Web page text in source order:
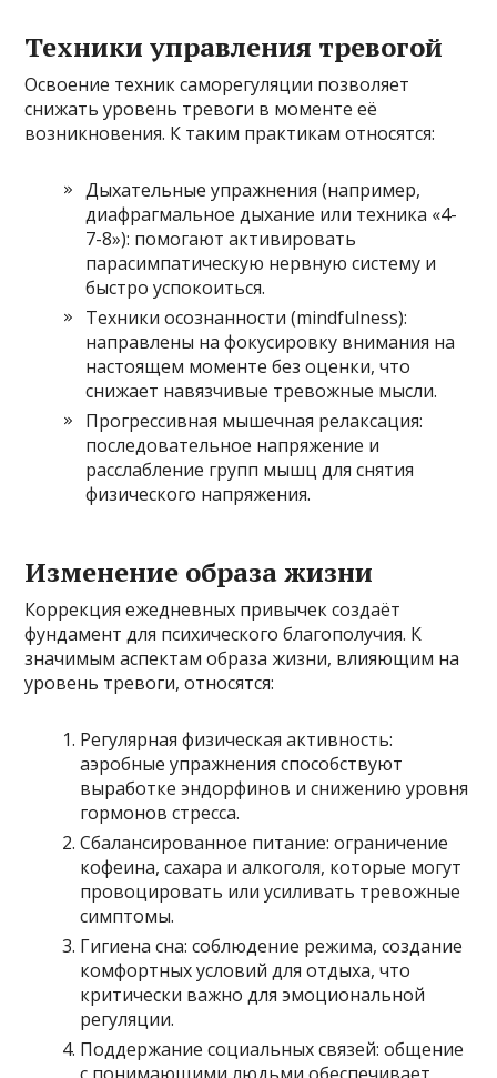
Техники управления тревогой
Освоение техник саморегуляции позволяет
снижать уровень тревоги в моменте её
возникновения. К таким практикам относятся:
Дыхательные упражнения (например,
диафрагмальное дыхание или техника «4-
7-8»): помогают активировать
парасимпатическую нервную систему и
быстро успокоиться.
Техники осознанности (mindfulness):
направлены на фокусировку внимания на
настоящем моменте без оценки, что
снижает навязчивые тревожные мысли.
Прогрессивная мышечная релаксация:
последовательное напряжение и
расслабление групп мышц для снятия
физического напряжения.
Изменение образа жизни
Коррекция ежедневных привычек создаёт
фундамент для психического благополучия. К
значимым аспектам образа жизни, влияющим на
уровень тревоги, относятся:
Регулярная физическая активность:
аэробные упражнения способствуют
выработке эндорфинов и снижению уровня
гормонов стресса.
Сбалансированное питание: ограничение
кофеина, сахара и алкоголя, которые могут
провоцировать или усиливать тревожные
симптомы.
Гигиена сна: соблюдение режима, создание
комфортных условий для отдыха, что
критически важно для эмоциональной
регуляции.
Поддержание социальных связей: общение